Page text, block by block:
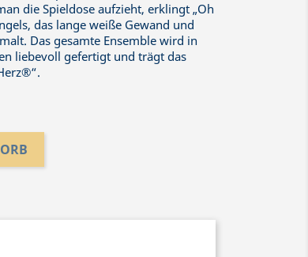
die Spieldose aufzieht, erklingt „Oh
das lange weiße Gewand und
Das gesamte Ensemble wird in
liebevoll gefertigt und trägt das